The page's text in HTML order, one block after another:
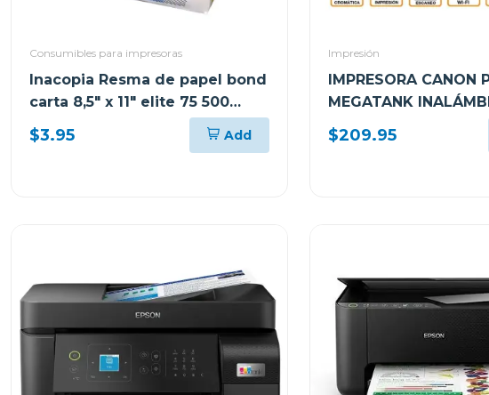
Consumibles para impresoras
Inacopia Resma de papel bond
carta 8,5" x 11" elite 75 500
hojas 20 lb
$3.95 Add
Impresión
IMPRESORA CANON
MEGATANK
MULTIFUNCIONAL
$209.95